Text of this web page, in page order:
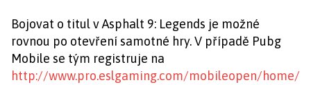
Bojovat o titul v Asphalt 9: Legends je možné
rovnou po otevření samotné hry. V případě Pubg
Mobile se tým registruje na
http://www.pro.eslgaming.com/mobileopen/home/